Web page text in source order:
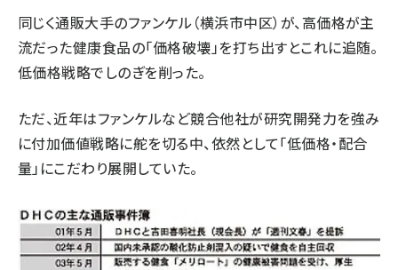
同じく通販大手のファンケル（横浜市中区）が、高価格が主
流だった健康食品の「価格破壊」を打ち出すとこれに追随。
低価格戦略でしのぎを削った。
ただ、近年はファンケルなど競合他社が研究開発力を強み
に付加価値戦略に舵を切る中、依然として「低価格・配合
量」にこだわり展開していた。